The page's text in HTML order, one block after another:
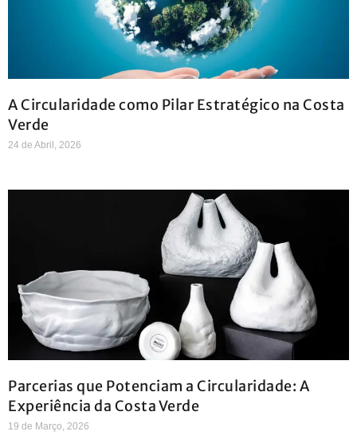
A Circularidade como Pilar Estratégico na Costa
Verde
24 de Abril, 2026
Parcerias que Potenciam a Circularidade: A
Experiência da Costa Verde
19 de Março, 2026